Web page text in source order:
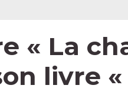
« La
livre